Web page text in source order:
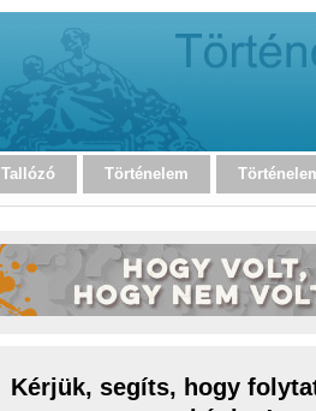
Tallózó Történelem
Kérjük, segíts, hogy